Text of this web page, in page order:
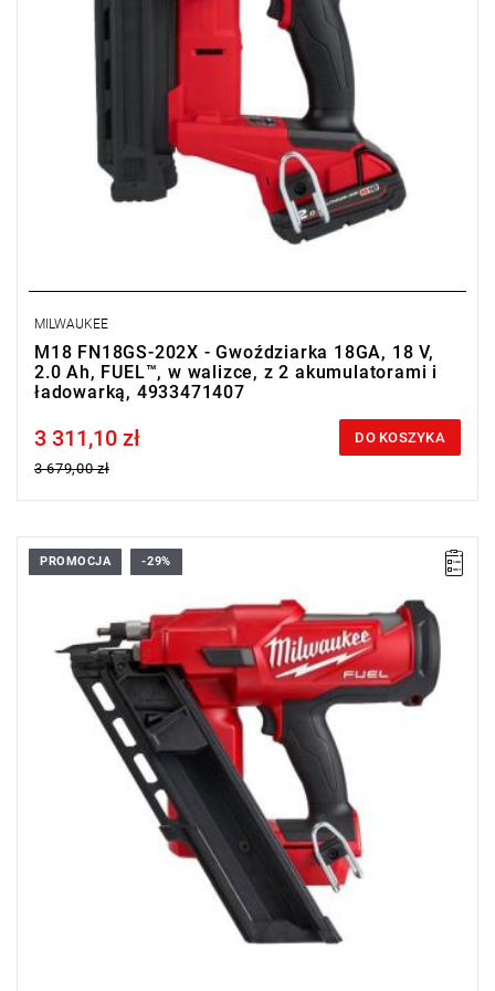
MILWAUKEE
M18 FN18GS-202X - Gwoździarka 18GA, 18 V,
2.0 Ah, FUEL™, w walizce, z 2 akumulatorami i
ładowarką, 4933471407
Price tax included
3 311,10 zł
3 679,00 zł
DO KOSZYKA
• Napięcie: 18 V
• Pojemność magazynka: 57
• Rozmiar gwoździa: 2,9/3,32 mm
• Min./Maks. długość gwoździa: 50/90 mm
• Typ akumulatora: Li-ion
• Ilość akumulatorów: 0
• Waga z akumulatorem: 5,1 kg
PROMOCJA -29%